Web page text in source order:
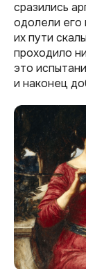
сразились
одолели его
их пути
проходило
это
и наконец